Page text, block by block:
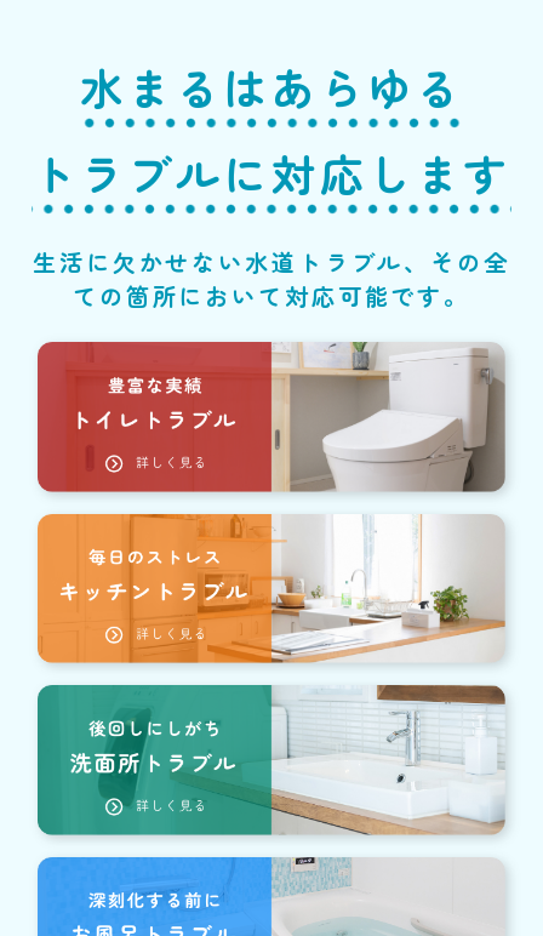
水まるはあらゆる
トラブルに対応します
生活に欠かせない水道トラブル、その全
ての箇所において対応可能です。